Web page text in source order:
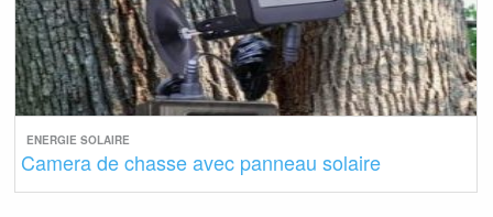
ENERGIE SOLAIRE
Camera de chasse avec panneau solaire